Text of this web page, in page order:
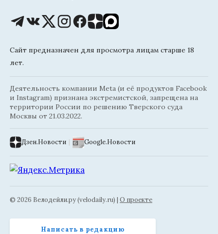
Сайт предназначен для просмотра лицам старше 18
лет.
Деятельность компании Meta (и её продуктов Facebook
и Instagram) признана экстремистской, запрещена на
территории России по решению Тверского суда
Москвы от 21.03.2022.
Дзен.Новости | Google.Новости
© 2026 Велодейли.ру (velodaily.ru) | О проекте
Написать в редакцию